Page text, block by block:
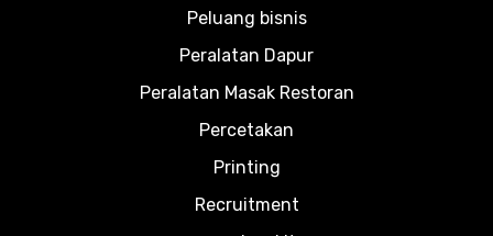
Peluang bisnis
Peralatan Dapur
Peralatan Masak Restoran
Percetakan
Printing
Recruitment